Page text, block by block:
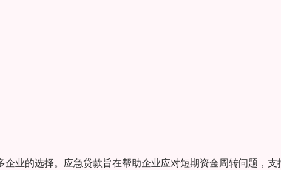
业的选择。应急贷款旨在帮助企业应对短期资金周转问题，支